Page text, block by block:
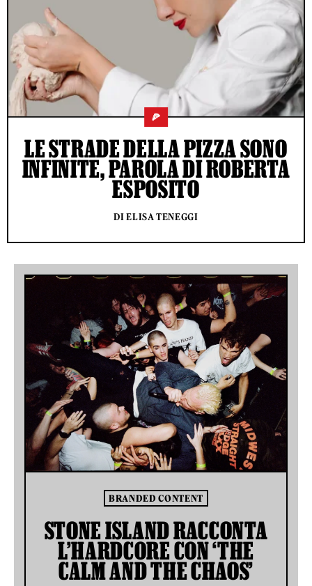
🍕
LE STRADE DELLA PIZZA SONO
INFINITE, PAROLA DI ROBERTA
ESPOSITO
DI ELISA TENEGGI
BRANDED CONTENT
STONE ISLAND RACCONTA
L’HARDCORE CON ‘THE
CALM AND THE CHAOS’